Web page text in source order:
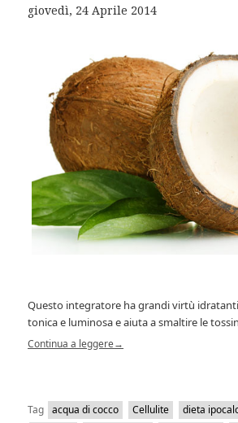
giovedì, 24 Aprile 2014
Questo integratore ha grandi virtù
tonica e luminosa e aiuta a smaltire le
Continua a leggere→
Tag acqua di cocco Cellulite dieta